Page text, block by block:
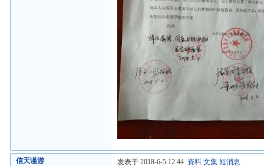
信天谨游
发表于 2018-6-5 12:44 资料 文集 短消息